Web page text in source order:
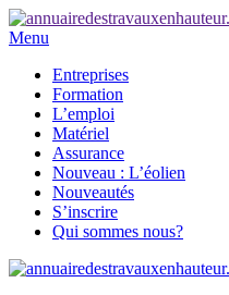
Menu
Entreprises
Formation
L’emploi
Matériel
Assurance
Nouveau : L’éolien
Nouveautés
S’inscrire
Qui sommes nous?